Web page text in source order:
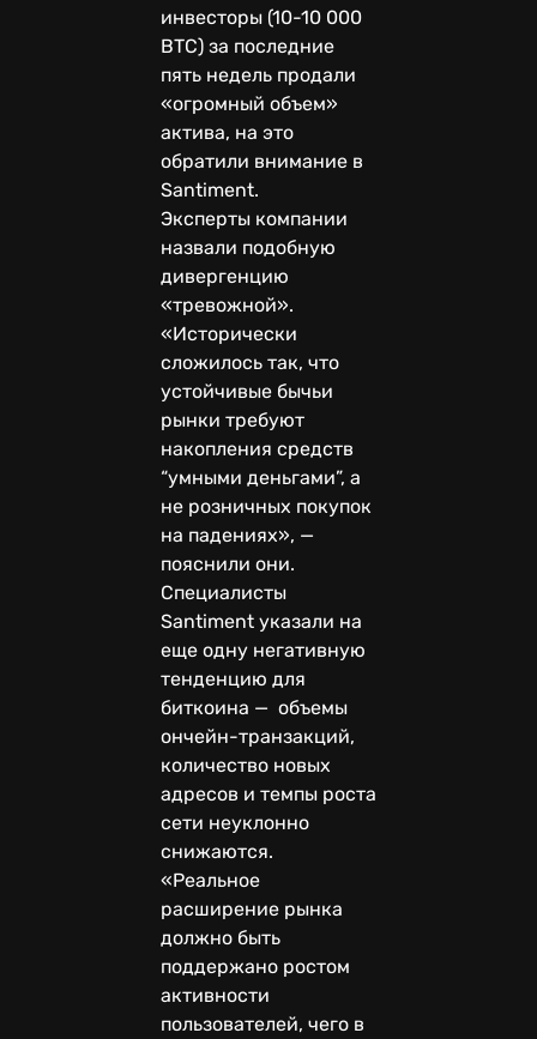
инвесторы (10-10 000
BTC) за последние
пять недель продали
«огромный объем»
актива, на это
обратили внимание в
Santiment.
Эксперты компании
назвали подобную
дивергенцию
«тревожной».
«Исторически
сложилось так, что
устойчивые бычьи
рынки требуют
накопления средств
“умными деньгами”, а
не розничных покупок
на падениях», —
пояснили они.
Специалисты
Santiment указали на
еще одну негативную
тенденцию для
биткоина — объемы
ончейн-транзакций,
количество новых
адресов и темпы роста
сети неуклонно
снижаются.
«Реальное
расширение рынка
должно быть
поддержано ростом
активности
пользователей, чего в